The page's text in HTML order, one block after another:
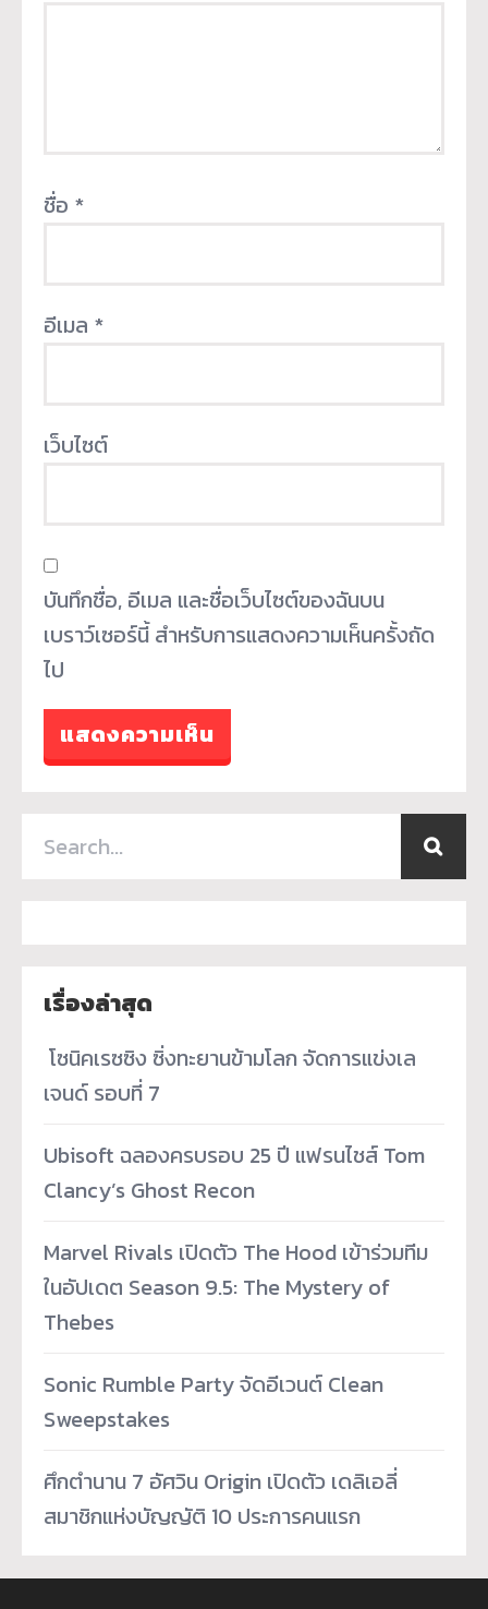
ชื่อ *
อีเมล *
เว็บไซต์
บันทึกชื่อ, อีเมล และชื่อเว็บไซต์ของฉันบน
เบราว์เซอร์นี้ สำหรับการแสดงความเห็นครั้งถัด
ไป
เรื่องล่าสุด
­ โซนิคเรซซิง ซิ่งทะยานข้ามโลก จัดการแข่งเล
เจนด์ รอบที่ 7
Ubisoft ฉลองครบรอบ 25 ปี แฟรนไชส์ Tom
Clancy’s Ghost Recon
Marvel Rivals เปิดตัว The Hood เข้าร่วมทีม
ในอัปเดต Season 9.5: The Mystery of
Thebes
Sonic Rumble Party จัดอีเวนต์ Clean
Sweepstakes
ศึกตำนาน 7 อัศวิน Origin เปิดตัว เดลิเอลี่
สมาชิกแห่งบัญญัติ 10 ประการคนแรก